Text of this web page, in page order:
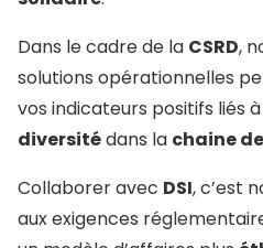
Dans le cadre de la CSRD,
solutions opérationnelles
vos indicateurs positifs liés à
diversitédans la chaine
Collaborer avec DSI, c’est
aux exigences